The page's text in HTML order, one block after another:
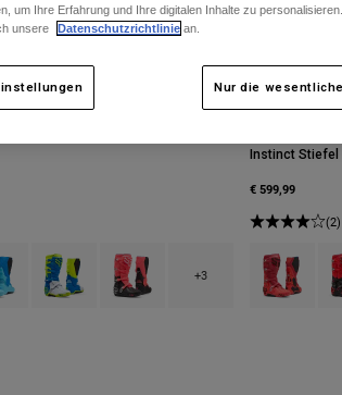
of Schwarz/Grau/Weiß.
swatch type of Blaues Juwel.
Product swatch type of Blau/Gelb.
Product swatch type of Neon-Pink.
+3
Instinct Stiefel
€ 599,99
(2)
Product
um Ihre Erfahrung und Ihre digitalen Inhalte zu
unsere
Datenschutzrichtlinie an.
Nur die wesentliche